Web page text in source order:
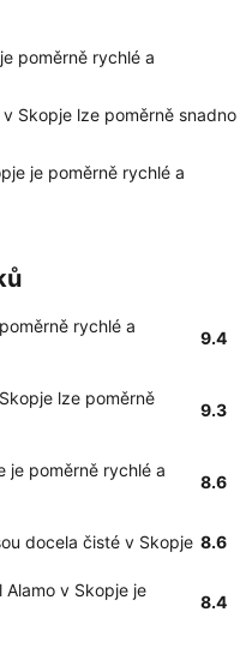
poměrně rychlé a
Skopje lze poměrně snadno
je poměrně rychlé a
rychlé a
9.4
lze poměrně
9.3
je poměrně rychlé a
8.6
docela čisté v Skopje 8.6
v Skopje je
8.4